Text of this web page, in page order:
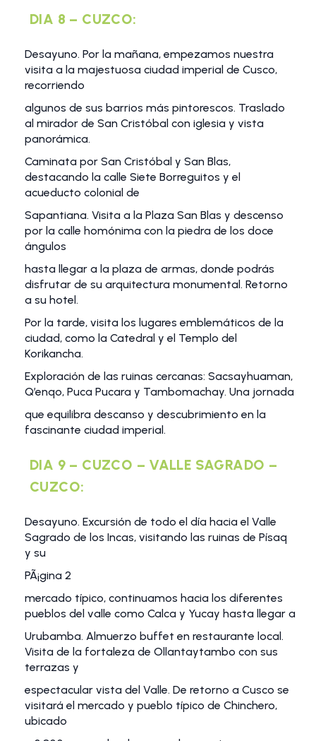
DIA 8 – CUZCO:
Desayuno. Por la mañana, empezamos nuestra
visita a la majestuosa ciudad imperial de Cusco,
recorriendo
algunos de sus barrios más pintorescos. Traslado
al mirador de San Cristóbal con iglesia y vista
panorámica.
Caminata por San Cristóbal y San Blas,
destacando la calle Siete Borreguitos y el
acueducto colonial de
Sapantiana. Visita a la Plaza San Blas y descenso
por la calle homónima con la piedra de los doce
ángulos
hasta llegar a la plaza de armas, donde podrás
disfrutar de su arquitectura monumental. Retorno
a su hotel.
Por la tarde, visita los lugares emblemáticos de la
ciudad, como la Catedral y el Templo del
Korikancha.
Exploración de las ruinas cercanas: Sacsayhuaman,
Q’enqo, Puca Pucara y Tambomachay. Una jornada
que equilibra descanso y descubrimiento en la
fascinante ciudad imperial.
DIA 9 – CUZCO – VALLE SAGRADO –
CUZCO:
Desayuno. Excursión de todo el día hacia el Valle
Sagrado de los Incas, visitando las ruinas de Písaq
y su
PÃ¡gina 2
mercado típico, continuamos hacia los diferentes
pueblos del valle como Calca y Yucay hasta llegar a
Urubamba. Almuerzo buffet en restaurante local.
Visita de la fortaleza de Ollantaytambo con sus
terrazas y
espectacular vista del Valle. De retorno a Cusco se
visitará el mercado y pueblo típico de Chinchero,
ubicado